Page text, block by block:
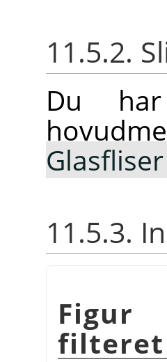
11.5.2.
Du
11.5.3.
Figur
filteret